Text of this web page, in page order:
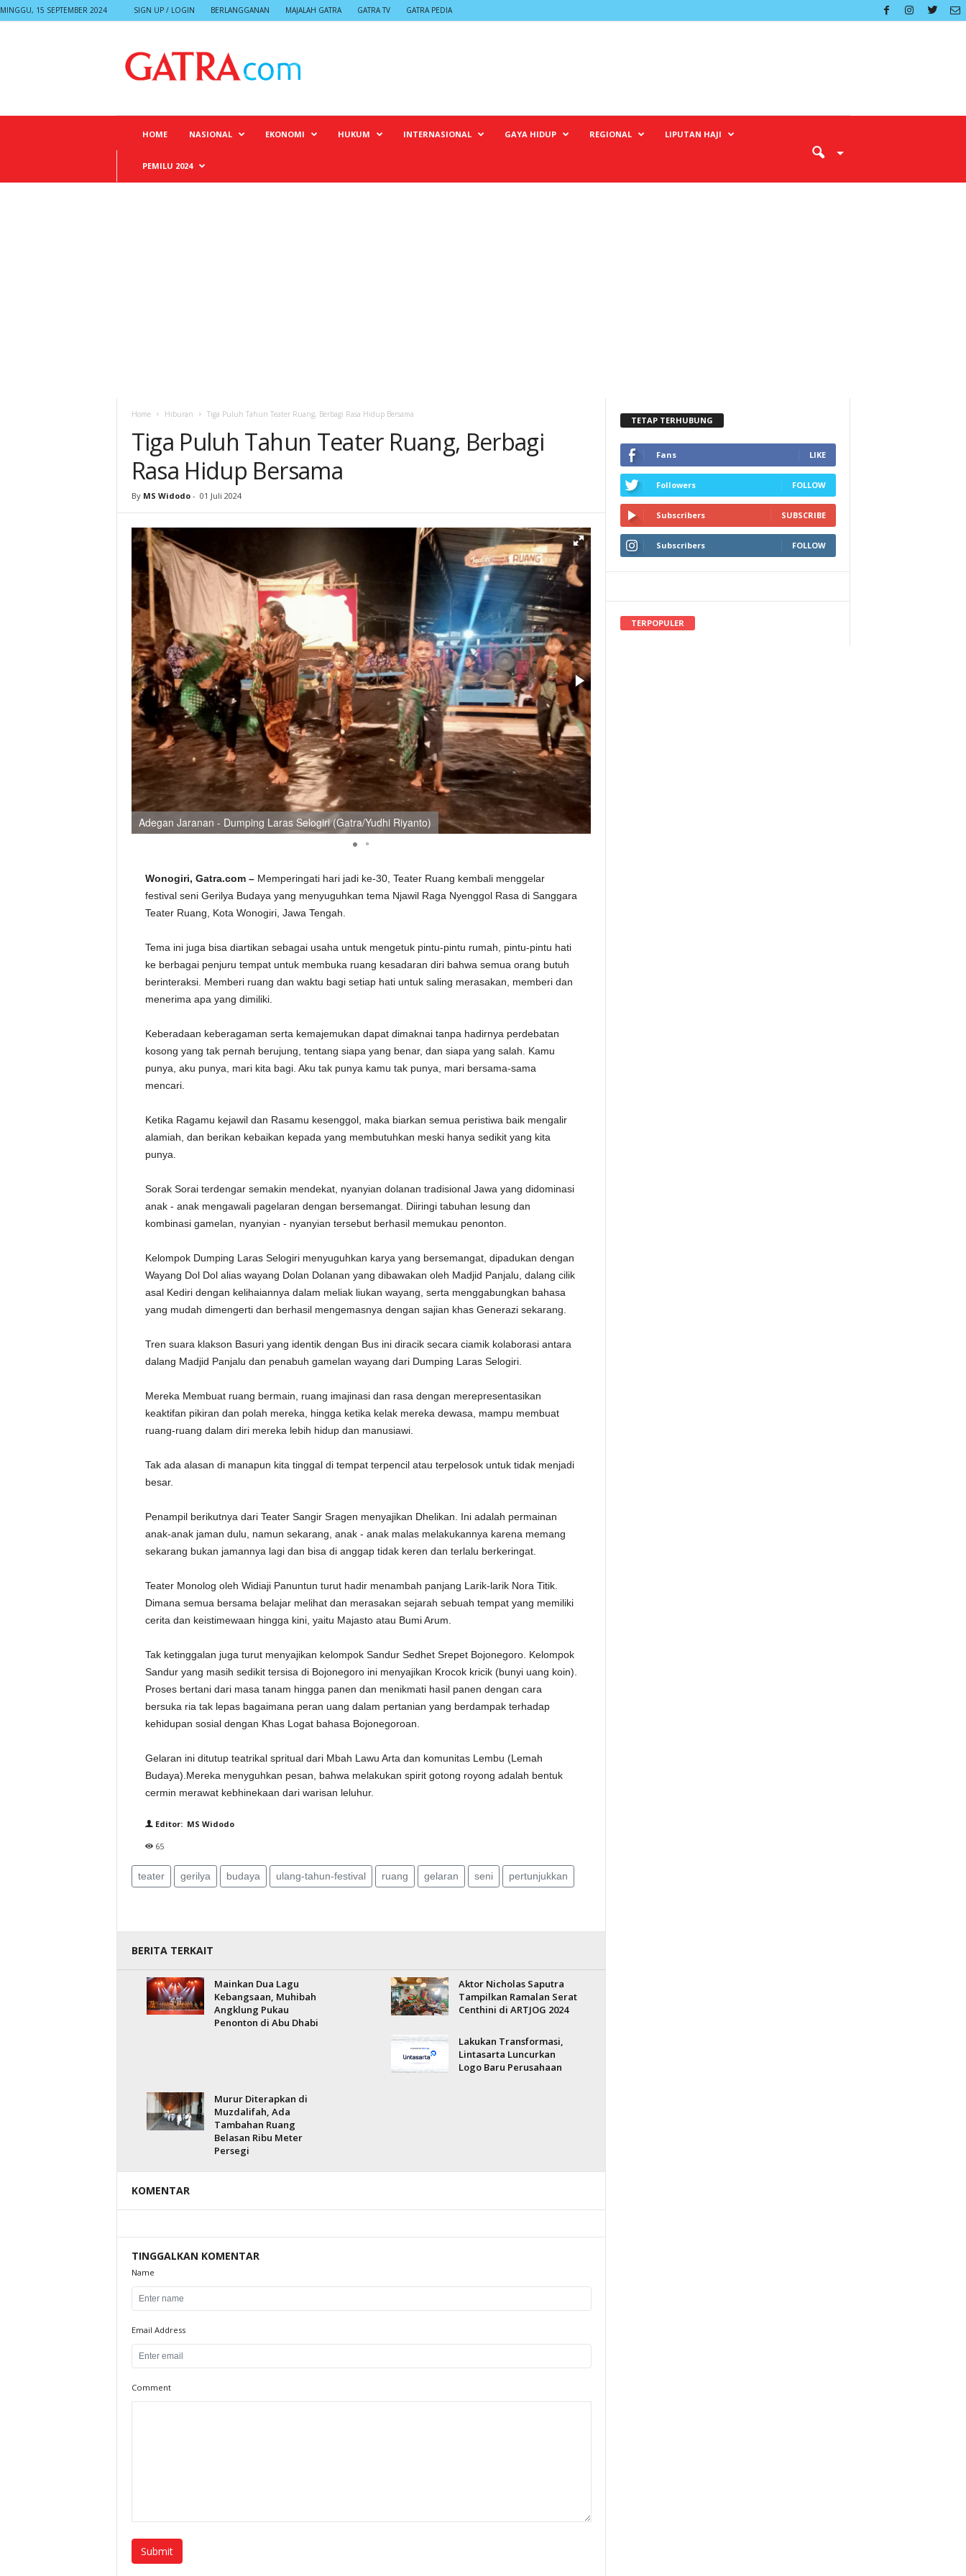
MINGGU, 15 SEPTEMBER 2024 SIGN UP / LOGIN BERLANGGANAN MAJALAH GATRA GATRA TV GATRA PEDIA
HOME NASIONAL EKONOMI HUKUM INTERNASIONAL GAYA HIDUP REGIONAL LIPUTAN HAJI
PEMILU 2024
Home Hiburan Tiga Puluh Tahun Teater Ruang, Berbagi Rasa Hidup Bersama
Tiga Puluh Tahun Teater Ruang, Berbagi
Rasa Hidup Bersama
By MS Widodo - 01 Juli 2024
Adegan Jaranan - Dumping Laras Selogiri (Gatra/Yudhi Riyanto)
Wonogiri, Gatra.com –Memperingati hari jadi ke-30, Teater Ruang kembali menggelar
festival seni Gerilya Budaya yang menyuguhkan tema Njawil Raga Nyenggol Rasa di Sanggara
Teater Ruang, Kota Wonogiri, Jawa Tengah.
Tema ini juga bisa diartikan sebagai usaha untuk mengetuk pintu-pintu rumah, pintu-pintu hati
ke berbagai penjuru tempat untuk membuka ruang kesadaran diri bahwa semua orang butuh
berinteraksi. Memberi ruang dan waktu bagi setiap hati untuk saling merasakan, memberi dan
menerima apa yang dimiliki.
Keberadaan keberagaman serta kemajemukan dapat dimaknai tanpa hadirnya perdebatan
kosong yang tak pernah berujung, tentang siapa yang benar, dan siapa yang salah. Kamu
punya, aku punya, mari kita bagi. Aku tak punya kamu tak punya, mari bersama-sama
mencari.
Ketika Ragamu kejawil dan Rasamu kesenggol, maka biarkan semua peristiwa baik mengalir
alamiah, dan berikan kebaikan kepada yang membutuhkan meski hanya sedikit yang kita
punya.
Sorak Sorai terdengar semakin mendekat, nyanyian dolanan tradisional Jawa yang didominasi
anak - anak mengawali pagelaran dengan bersemangat. Diiringi tabuhan lesung dan
kombinasi gamelan, nyanyian - nyanyian tersebut berhasil memukau penonton.
Kelompok Dumping Laras Selogiri menyuguhkan karya yang bersemangat, dipadukan dengan
Wayang Dol Dol alias wayang Dolan Dolanan yang dibawakan oleh Madjid Panjalu, dalang cilik
asal Kediri dengan kelihaiannya dalam meliak liukan wayang, serta menggabungkan bahasa
yang mudah dimengerti dan berhasil mengemasnya dengan sajian khas Generazi sekarang.
Tren suara klakson Basuri yang identik dengan Bus ini diracik secara ciamik kolaborasi antara
dalang Madjid Panjalu dan penabuh gamelan wayang dari Dumping Laras Selogiri.
Mereka Membuat ruang bermain, ruang imajinasi dan rasa dengan merepresentasikan
keaktifan pikiran dan polah mereka, hingga ketika kelak mereka dewasa, mampu membuat
ruang-ruang dalam diri mereka lebih hidup dan manusiawi.
Tak ada alasan di manapun kita tinggal di tempat terpencil atau terpelosok untuk tidak menjadi
besar.
Penampil berikutnya dari Teater Sangir Sragen menyajikan Dhelikan. Ini adalah permainan
anak-anak jaman dulu, namun sekarang, anak - anak malas melakukannya karena memang
sekarang bukan jamannya lagi dan bisa di anggap tidak keren dan terlalu berkeringat.
Teater Monolog oleh Widiaji Panuntun turut hadir menambah panjang Larik-larik Nora Titik.
Dimana semua bersama belajar melihat dan merasakan sejarah sebuah tempat yang memiliki
cerita dan keistimewaan hingga kini, yaitu Majasto atau Bumi Arum.
Tak ketinggalan juga turut menyajikan kelompok Sandur Sedhet Srepet Bojonegoro. Kelompok
Sandur yang masih sedikit tersisa di Bojonegoro ini menyajikan Krocok kricik (bunyi uang koin).
Proses bertani dari masa tanam hingga panen dan menikmati hasil panen dengan cara
bersuka ria tak lepas bagaimana peran uang dalam pertanian yang berdampak terhadap
kehidupan sosial dengan Khas Logat bahasa Bojonegoroan.
Gelaran ini ditutup teatrikal spritual dari Mbah Lawu Arta dan komunitas Lembu (Lemah
Budaya).Mereka menyguhkan pesan, bahwa melakukan spirit gotong royong adalah bentuk
cermin merawat kebhinekaan dari warisan leluhur.
Editor: MS Widodo
65
teater gerilya budaya ulang-tahun-festival ruang gelaran seni pertunjukkan
BERITA TERKAIT
Mainkan Dua Lagu
Kebangsaan, Muhibah
Angklung Pukau
Penonton di Abu Dhabi
Aktor Nicholas Saputra
Tampilkan Ramalan Serat
Centhini di ARTJOG 2024
Lakukan Transformasi,
Lintasarta Luncurkan
Logo Baru Perusahaan
Murur Diterapkan di
Muzdalifah, Ada
Tambahan Ruang
Belasan Ribu Meter
Persegi
KOMENTAR
TINGGALKAN KOMENTAR
Name
Email Address
Comment
TETAP TERHUBUNG
Fans LIKE
Followers FOLLOW
Subscribers SUBSCRIBE
Subscribers FOLLOW